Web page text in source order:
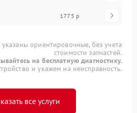
1775 р
ориентировочные, без учета
стоимости запчастей.
на бесплатную диагностику.
и укажем на неисправность.
все услуги